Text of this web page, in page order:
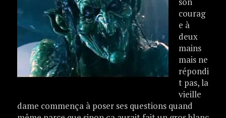
courag
e à
deux
mains
mais ne
répondi
t pas, la
vieille
dame commença à poser ses questions quand